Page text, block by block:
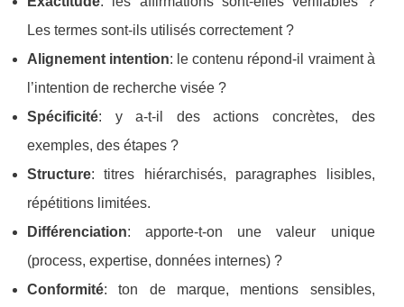
Les termes sont-ils utilisés correctement ?
Alignement intention: le contenu répond-il vraiment à
l’intention de recherche visée ?
Spécificité: y a-t-il des actions concrètes, des
exemples, des étapes ?
Structure: titres hiérarchisés, paragraphes lisibles,
répétitions limitées.
Différenciation: apporte-t-on une valeur unique
(process, expertise, données internes) ?
Conformité: ton de marque, mentions sensibles,